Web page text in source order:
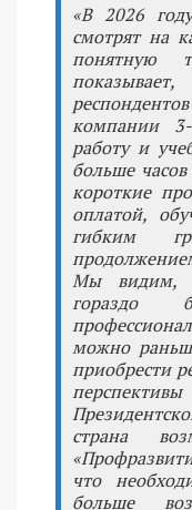
«В 2026
смотрят на
понятную
компании
работу и
больше
короткие
оплатой,
гибким
Мы видим,
гораздо
можно
приобрести
страна
что
больше